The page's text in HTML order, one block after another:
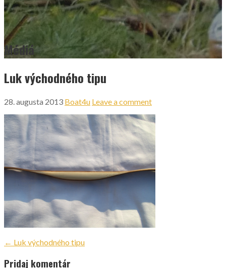
Médiá
Luk východného tipu
28. augusta 2013 Boat4u Leave a comment
Navigácia
v
← Luk východného tipu
Pridaj komentár